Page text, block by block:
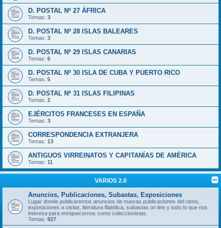
D. POSTAL Nº 27 ÁFRICA
Temas: 3
D. POSTAL Nº 28 ISLAS BALEARES
Temas: 3
D. POSTAL Nº 29 ISLAS CANARIAS
Temas: 6
D. POSTAL Nº 30 ISLA DE CUBA Y PUERTO RICO
Temas: 5
D. POSTAL Nº 31 ISLAS FILIPINAS
Temas: 2
EJÉRCITOS FRANCESES EN ESPAÑA
Temas: 3
CORRESPONDENCIA EXTRANJERA
Temas: 13
ANTIGUOS VIRREINATOS Y CAPITANÍAS DE AMÉRICA
Temas: 11
VARIOS 2.0
Anuncios, Publicaciones, Subastas, Exposiciones
Lugar donde publicaremos anuncios de nuevas publicaciones del ramo,
exposiciones a visitar, literatura filatélica, subastas on line y todo lo que nos
interesa para enriquecernos como coleccionistas.
Temas: 927